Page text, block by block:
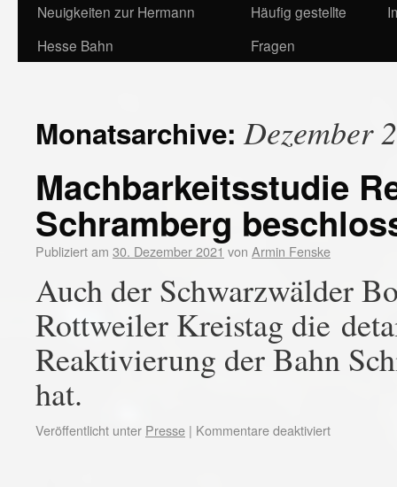
Neuigkeiten zur Hermann
Hesse Bahn
Häufig gestellte
Fragen
Monatsarchive:Dezember
Machbarkeitsstudie
Schramberg
Publiziert am 30. Dezember 2021 von Armin Fenske
Auch der Schwarzwälder
Rottweiler Kreistag die
Reaktivierung der Bahn
hat.
Veröffentlicht unter Presse | Kommentare deaktiviert